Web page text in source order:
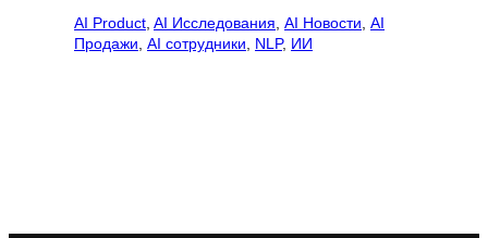
AI Product AI Исследования AI Новости AI
Продажи AI сотрудники NLP, ИИ